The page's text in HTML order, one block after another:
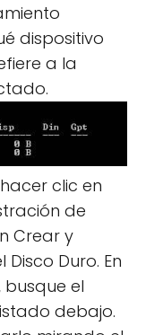
dispositivo
a la
clic en
de
Crear y
Duro. En
busque el
debajo.